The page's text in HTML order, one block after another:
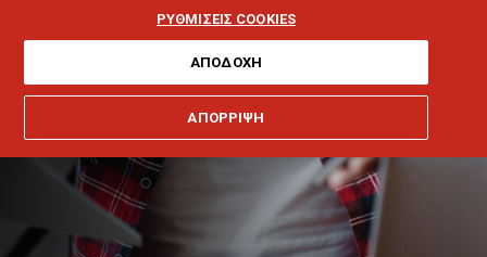
την ισορροπία
ΡΥΘΜΙΣΕΙΣ COOKIES
ΑΠΟΡΡΙΨΗ
ΑΠΟΔΟΧΗ